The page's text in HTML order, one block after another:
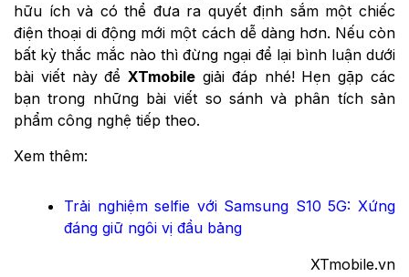
hữu ích và có thể đưa ra quyết định sắm một chiếc
điện thoại di động mới một cách dễ dàng hơn. Nếu còn
bất kỳ thắc mắc nào thì đừng ngại để lại bình luận dưới
bài viết này đểXTmobile giải đáp nhé! Hẹn gặp các
bạn trong những bài viết so sánh và phân tích sản
phẩm công nghệ tiếp theo.
Xem thêm:
Trải nghiệm selfie với Samsung S10 5G: Xứng
đáng giữ ngôi vị đầu bảng
XTmobile.vn